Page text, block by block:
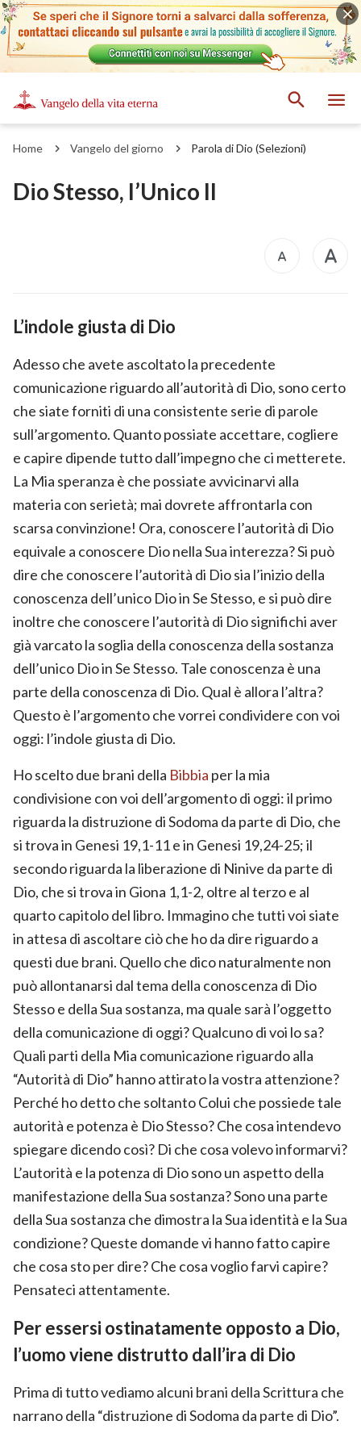
Home Vangelo del giorno Parola di Dio (Selezioni)
Dio Stesso, l’Unico II
L’indole giusta di Dio
Adesso che avete ascoltato la precedente
comunicazione riguardo all’autorità di Dio, sono certo
che siate forniti di una consistente serie di parole
sull’argomento. Quanto possiate accettare, cogliere
e capire dipende tutto dall’impegno che ci metterete.
La Mia speranza è che possiate avvicinarvi alla
materia con serietà; mai dovrete affrontarla con
scarsa convinzione! Ora, conoscere l’autorità di Dio
equivale a conoscere Dio nella Sua interezza? Si può
dire che conoscere l’autorità di Dio sia l’inizio della
conoscenza dell’unico Dio in Se Stesso, e si può dire
inoltre che conoscere l’autorità di Dio significhi aver
già varcato la soglia della conoscenza della sostanza
dell’unico Dio in Se Stesso. Tale conoscenza è una
parte della conoscenza di Dio. Qual è allora l’altra?
Questo è l’argomento che vorrei condividere con voi
oggi: l’indole giusta di Dio.
Ho scelto due brani della Bibbia per la mia
condivisione con voi dell’argomento di oggi: il primo
riguarda la distruzione di Sodoma da parte di Dio, che
si trova in Genesi 19,1-11 e in Genesi 19,24-25; il
secondo riguarda la liberazione di Ninive da parte di
Dio, che si trova in Giona 1,1-2, oltre al terzo e al
quarto capitolo del libro. Immagino che tutti voi siate
in attesa di ascoltare ciò che ho da dire riguardo a
questi due brani. Quello che dico naturalmente non
può allontanarsi dal tema della conoscenza di Dio
Stesso e della Sua sostanza, ma quale sarà l’oggetto
della comunicazione di oggi? Qualcuno di voi lo sa?
Quali parti della Mia comunicazione riguardo alla
“Autorità di Dio” hanno attirato la vostra attenzione?
Perché ho detto che soltanto Colui che possiede tale
autorità e potenza è Dio Stesso? Che cosa intendevo
spiegare dicendo così? Di che cosa volevo informarvi?
L’autorità e la potenza di Dio sono un aspetto della
manifestazione della Sua sostanza? Sono una parte
della Sua sostanza che dimostra la Sua identità e la Sua
condizione? Queste domande vi hanno fatto capire
che cosa sto per dire? Che cosa voglio farvi capire?
Pensateci attentamente.
Per essersi ostinatamente opposto a Dio,
l’uomo viene distrutto dall’ira di Dio
Prima di tutto vediamo alcuni brani della Scrittura che
narrano della “distruzione di Sodoma da parte di Dio”.